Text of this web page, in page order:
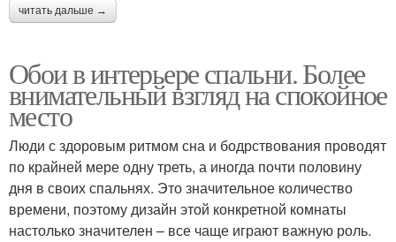
читать дальше →
Обои в интерьере спальни. Более
внимательный взгляд на спокойное
место
Люди с здоровым ритмом сна и бодрствования проводят
по крайней мере одну треть, а иногда почти половину
дня в своих спальнях. Это значительное количество
времени, поэтому дизайн этой конкретной комнаты
настолько значителен – все чаще играют важную роль.